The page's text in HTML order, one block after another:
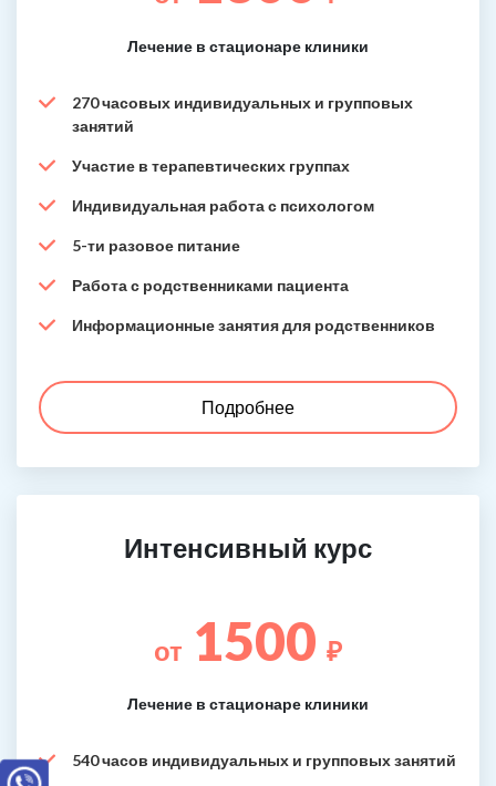
Лечение в стационаре клиники
270 часовых индивидуальных и групповых
занятий
Участие в терапевтических группах
Индивидуальная работа с психологом
5-ти разовое питание
Работа с родственниками пациента
Информационные занятия для родственников
Подробнее
Интенсивный курс
от 1500 ₽
Лечение в стационаре клиники
540 часов индивидуальных и групповых занятий